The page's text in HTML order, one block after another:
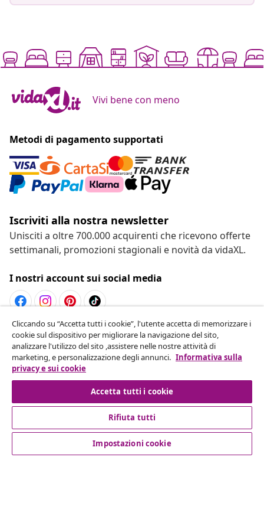
Vivi bene con meno
Metodi di pagamento supportati
Iscriviti alla nostra newsletter
Unisciti a oltre 700.000 acquirenti che ricevono offerte
settimanali, promozioni stagionali e novità da vidaXL.
I nostri account sui social media
Recesso dal contratto
Invia una richiesta di recesso per il tuo ordine.
Recesso dal contratto
Servizio clienti
Cliccando su “Accetta tutti i cookie”, l'utente accetta di memorizzare i
cookie sul dispositivo per migliorare la navigazione del sito,
analizzare l'utilizzo del sito ,assistere nelle nostre attività di
marketing, e personalizzazione degli annunci. Informativa sulla
privacy e sui cookie
Accetta tutti i cookie
Rifiuta tutti
Impostazioni cookie